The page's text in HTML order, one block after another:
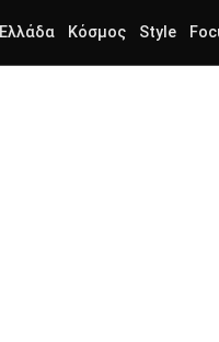
Ελλάδα Κόσμος Style